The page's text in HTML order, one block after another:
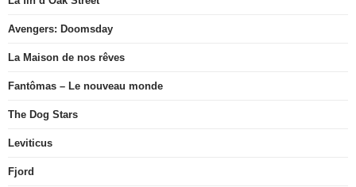
Avengers: Doomsday
La Maison de nos rêves
Fantômas – Le nouveau monde
The Dog Stars
Leviticus
Fjord